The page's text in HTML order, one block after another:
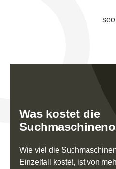
Was kostet die
Wie viel die
Einzelfall kostet, ist von